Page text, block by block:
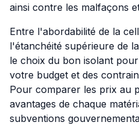
ainsi contre les malfaçons
Entre l'abordabilité de la
l'étanchéité supérieure de
le choix du bon isolant
votre budget et des
Pour comparer les prix au
avantages de chaque
subventions